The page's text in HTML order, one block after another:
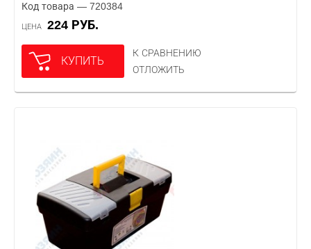
Код товара — 720384
ЦЕНА 224 РУБ.
КУПИТЬ
К СРАВНЕНИЮ
ОТЛОЖИТЬ